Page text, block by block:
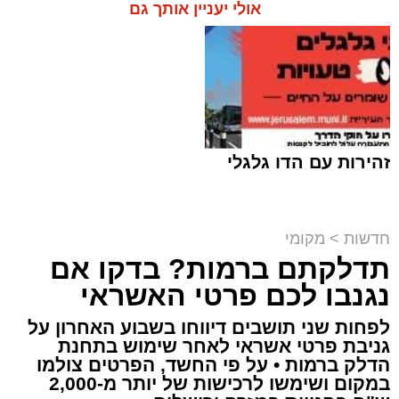
קבוצת זמן אמת
מערכת האתר / 18:52 07.08.26
אולי יעניין אותך גם
זהירות עם הדו גלגלי
חדשות > מקומי
תדלקתם ברמות? בדקו אם
נגנבו לכם פרטי האשראי
לפחות שני תושבים דיווחו בשבוע האחרון על
גניבת פרטי אשראי לאחר שימוש בתחנת
הדלק ברמות • על פי החשד, הפרטים צולמו
במקום ושימשו לרכישות של יותר מ-2,000